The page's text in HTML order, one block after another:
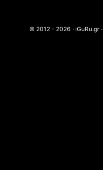
© 2012 - 2026 · iGuRu.gr ·